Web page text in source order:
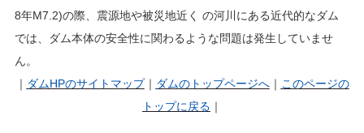
8年M7.2)の際、震源地や被災地近く の河川にある近代的なダム
では、ダム本体の安全性に関わるような問題は発生していませ
ん。
｜ ダムHPのサイトマップ｜ ダムのトップページへ｜ このページの
トップに戻る ｜